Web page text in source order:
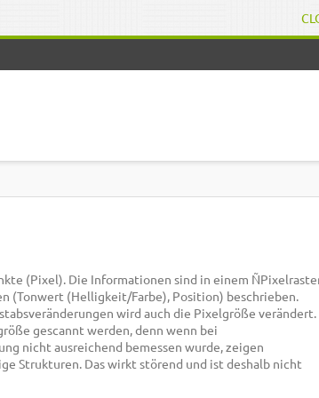
(Pixel). Die Informationen sind in einem
(Tonwert (Helligkeit/Farbe), Position) beschrieben.
wird auch die Pixelgröße verändert.
gescannt werden, denn wenn bei
nicht ausreichend bemessen wurde, zeigen
Strukturen. Das wirkt störend und ist deshalb nicht